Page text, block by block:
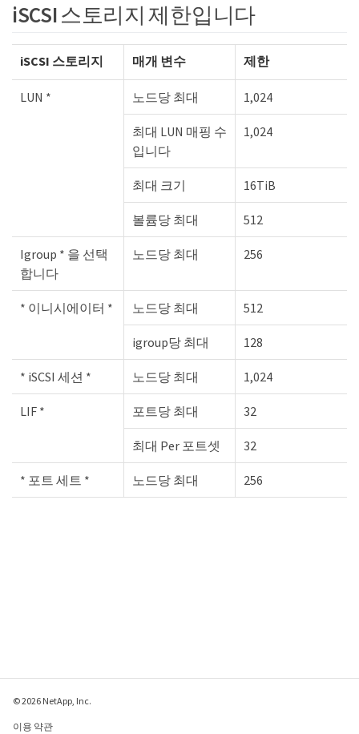
iSCSI 스토리지 제한입니다
iSCSI 스토리지 매개 변수 제한
LUN * 노드당 최대 1,024
최대 LUN 매핑 수
입니다
1,024
최대 크기 16TiB
볼륨당 최대 512
Igroup * 을 선택
합니다
노드당 최대 256
* 이니시에이터 * 노드당 최대 512
igroup당 최대 128
* iSCSI 세션 * 노드당 최대 1,024
LIF * 포트당 최대 32
최대 Per 포트셋 32
* 포트 세트 * 노드당 최대 256
© 2026 NetApp, Inc.
이용 약관